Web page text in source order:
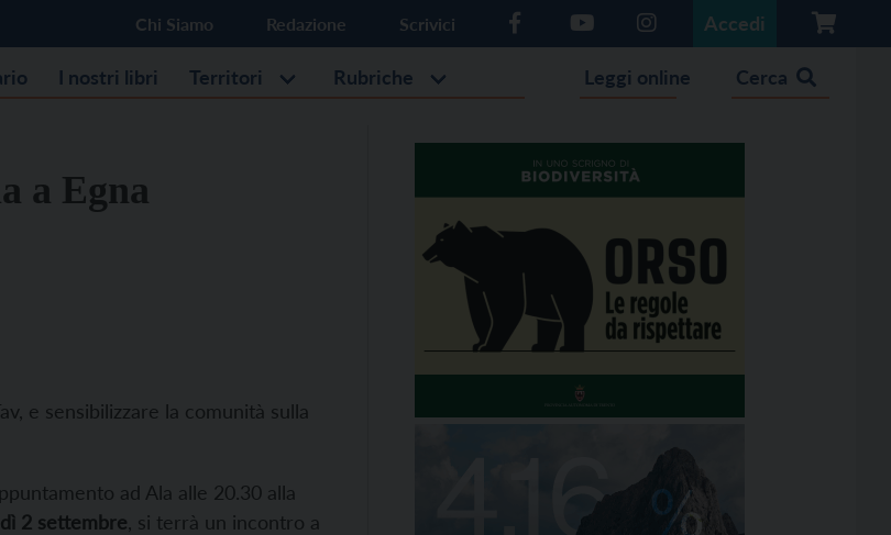
Chi Siamo Redazione Scrivici Accedi
I nostri libri Territori Rubriche Leggi online Cerca
a Egna
e sensibilizzare la comunità sulla
ad Ala alle 20.30 alla
2 settembre , si terrà un incontro a